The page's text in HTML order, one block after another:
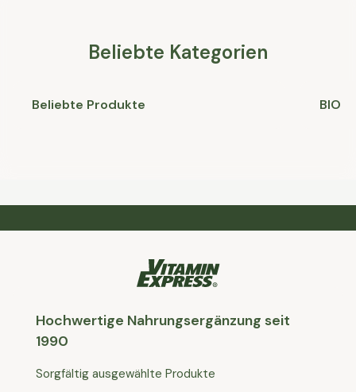
Beliebte Kategorien
Beliebte Produkte BIO
Hochwertige Nahrungsergänzung seit
1990
Sorgfältig ausgewählte Produkte